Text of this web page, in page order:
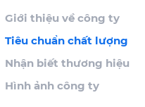
Giới thiệu về công ty
Tiêu chuẩn chất lượng
Nhận biết thương hiệu
Hình ảnh công ty